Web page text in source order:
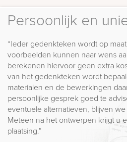
Persoonlijk en
“Ieder gedenkteken wordt op
voorbeelden kunnen naar wens
berekenen hiervoor geen extra
van het gedenkteken wordt
materialen en de bewerkingen
persoonlijke gesprek goed te
eventuele alternatieven, blijven
Meteen na het ontwerpen krijgt u
plaatsing.”